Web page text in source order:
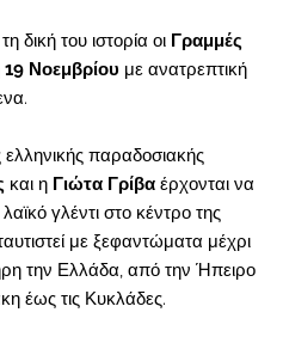
δική του ιστορία οι Γραμμές
Νοεμβρίου με ανατρεπτική
παραδοσιακής
και η Γιώτα Γρίβα έρχονται να
γλέντι στο κέντρο της
με ξεφαντώματα μέχρι
την Ελλάδα, από την Ήπειρο
έως τις Κυκλάδες.